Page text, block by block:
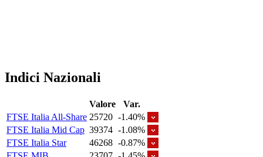
Indici Nazionali
Valore
Var.
FTSE Italia All-Share 25720 -1.40%
FTSE Italia Mid Cap 39374 -1.08%
FTSE Italia Star
46268 -0.87%